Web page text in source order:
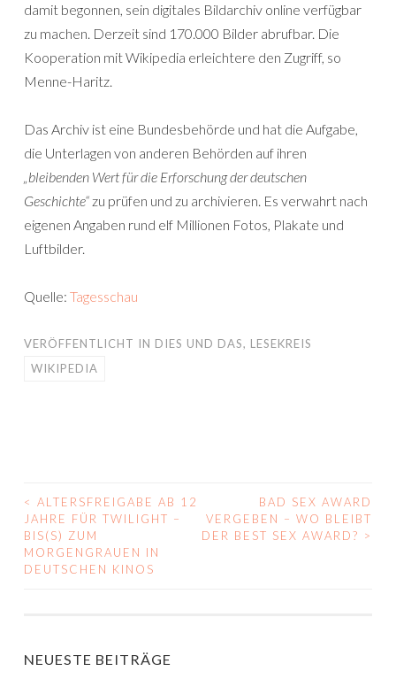
damit begonnen, sein digitales Bildarchiv online verfügbar
zu machen. Derzeit sind 170.000 Bilder abrufbar. Die
Kooperation mit Wikipedia erleichtere den Zugriff, so
Menne-Haritz.
Das Archiv ist eine Bundesbehörde und hat die Aufgabe,
die Unterlagen von anderen Behörden auf ihren
„bleibenden Wert für die Erforschung der deutschen
Geschichte“ zu prüfen und zu archivieren. Es verwahrt nach
eigenen Angaben rund elf Millionen Fotos, Plakate und
Luftbilder.
Quelle: Tagesschau
VERÖFFENTLICHT IN DIES UND DAS, LESEKREIS
WIKIPEDIA
BEITRAGS-
NAVIGATION
< ALTERSFREIGABE AB 12
JAHRE FÜR TWILIGHT –
BIS(S) ZUM
MORGENGRAUEN IN
DEUTSCHEN KINOS
BAD SEX AWARD
VERGEBEN – WO BLEIBT
DER BEST SEX AWARD? >
NEUESTE BEITRÄGE